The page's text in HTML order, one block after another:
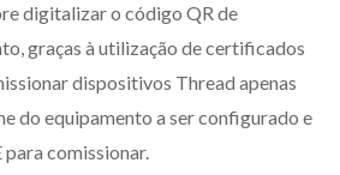
digitalizar o código QR de
graças à utilização de certificados
dispositivos Thread apenas
do equipamento a ser configurado e
comissionar.